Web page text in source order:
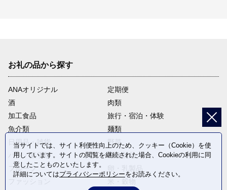
お礼の品から探す
ANAオリジナル
定期便
酒
肉類
加工食品
旅行・宿泊・体験
魚介類
麺類
日用品・雑貨
野菜
パン・菓子類
電化製品
フルーツ
当サイトでは、サイト利便性向上のため、クッキー（Cookie）を使
用しています。サイトの閲覧を継続された場合、Cookieの利用に同
意したことものといたします。
詳細についてはプライバシーポリシーをお読みください。